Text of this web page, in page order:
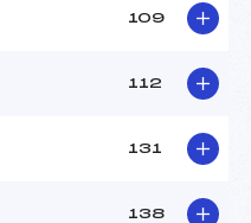
109
112
131
138